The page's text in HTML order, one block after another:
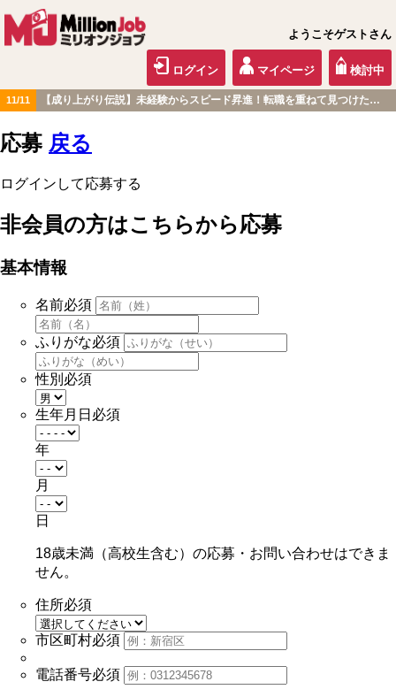
ようこそゲストさん
ログイン マイページ 検討中
11/11 【成り上がり伝説】未経験からスピード昇進！転職を重ねて見つけた『本当に働きやすい職場』とは？
応募 戻る
ログインして応募する
非会員の方はこちらから応募
基本情報
名前必須
ふりがな必須
性別 必須
生年月日 必須
年
月
日
18歳未満（高校生含む）の応募・お問い合わせはできま
せん。
住所必須
市区町村必須
電話番号必須